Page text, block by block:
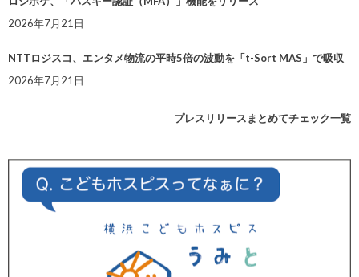
2026年7月21日
NTTロジスコ、エンタメ物流の平時5倍の波動を「t-Sort MAS」で吸収
2026年7月21日
プレスリリースまとめてチェック一覧